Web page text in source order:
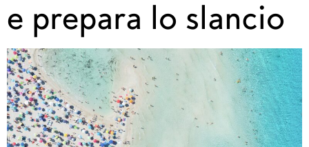
e prepara lo slancio